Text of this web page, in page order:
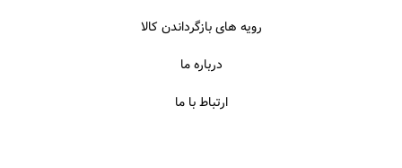
رویه های بازگرداندن کالا
درباره ما
ارتباط با ما